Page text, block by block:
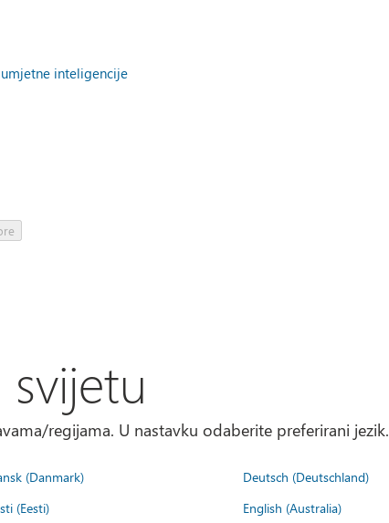
inteligencije
regijama. U nastavku odaberite preferirani jezik.
(Danmark) Deutsch (Deutschland)
(Eesti) English (Australia)